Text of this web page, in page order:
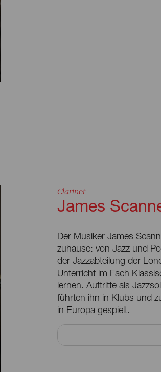
Clarinet
James
Der Musiker James
zuhause: von Jazz und
der Jazzabteilung der
Unterricht im Fach
lernen. Auftritte als
führten ihn in Klubs und
in Europa gespielt.
Er ist Mitglied der
Ensemble und